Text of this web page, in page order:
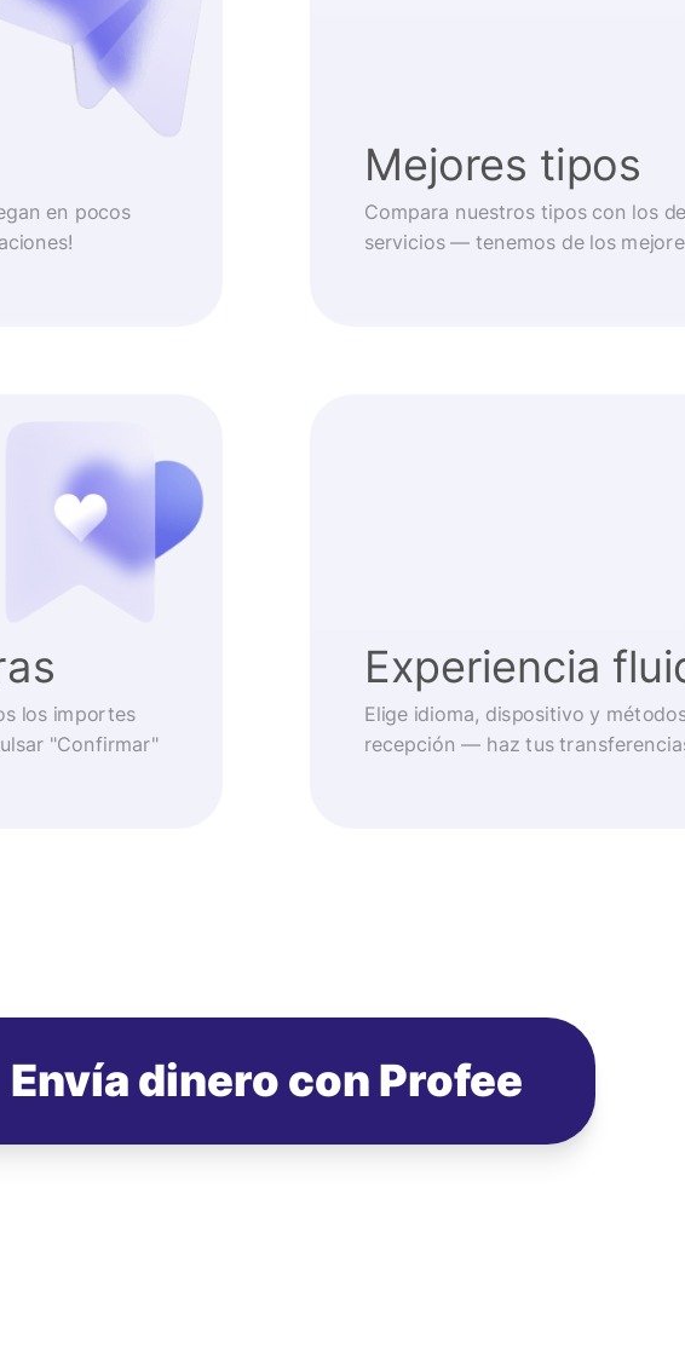
en pocos
Mejores tipos
Compara nuestros tipos con los
servicios — tenemos de los
los importes
"Confirmar"
Experiencia
Elige idioma, dispositivo y
recepción — haz tus
Envía dinero con Profee